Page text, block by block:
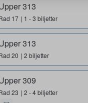
313
17 1 - 3 biljetter
313
20 2 biljetter
309
23 2 - 4 biljetter